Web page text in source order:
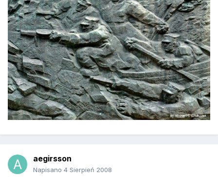
aegirsson
Napisano 4 Sierpień 2008